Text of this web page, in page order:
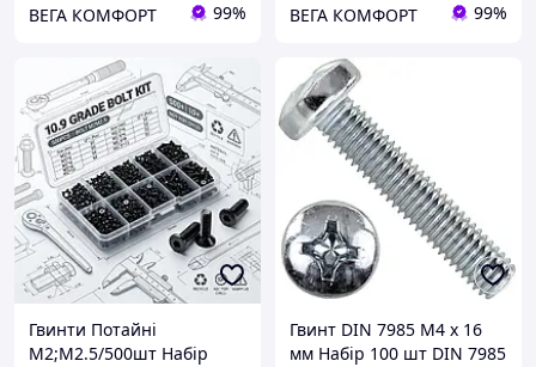
ВЕГА КОМФОРТ 99% ВЕГА КОМФОРТ 99%
Гвинти Потайні
М2;М2.5/500шт Набір
Гвинт DIN 7985 М4 х 16
мм Набір 100 шт DIN 7985